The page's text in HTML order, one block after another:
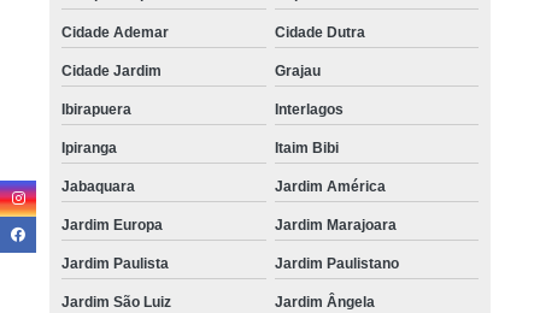
Cidade Ademar Cidade Dutra
Cidade Jardim Grajau
Ibirapuera Interlagos
Ipiranga Itaim Bibi
Jabaquara Jardim América
Jardim Europa Jardim Marajoara
Jardim Paulista Jardim Paulistano
Jardim São Luiz Jardim Ângela